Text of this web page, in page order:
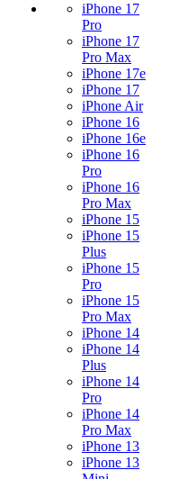
iPhone 17
Pro
iPhone 17
Pro Max
iPhone 17e
iPhone 17
iPhone Air
iPhone 16
iPhone 16e
iPhone 16
Pro
iPhone 16
Pro Max
iPhone 15
iPhone 15
Plus
iPhone 15
Pro
iPhone 15
Pro Max
iPhone 14
iPhone 14
Plus
iPhone 14
Pro
iPhone 14
Pro Max
iPhone 13
iPhone 13